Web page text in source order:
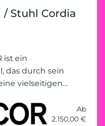
Stuhl Cordia
ist ein
das durch sein
vielseitigen
Bezugsfarbe
des Stuhls
Ab
2.150,00 €